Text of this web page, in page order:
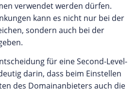
verwendet werden dürfen.
kann es nicht nur bei der
sondern auch bei der
für eine Second-Level-
darin, dass beim Einstellen
des Domainanbieters auch die